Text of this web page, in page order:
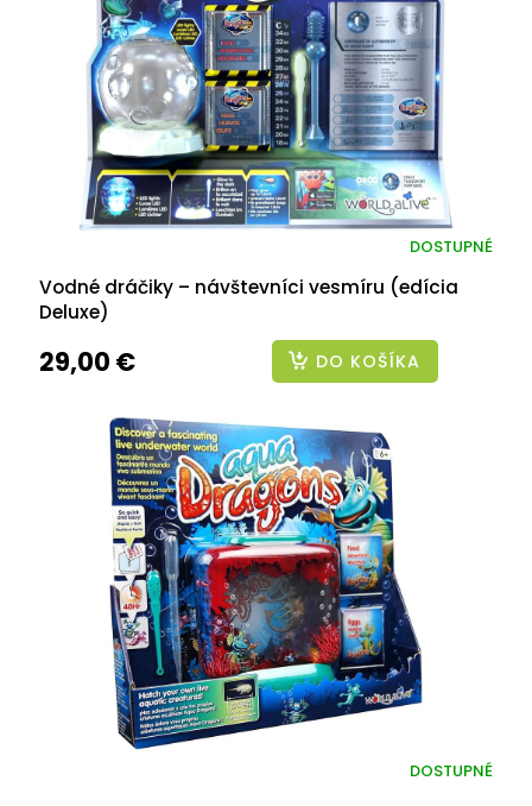
Vodné dráčiky – návštevníci vesmíru (edícia
Deluxe)
DOSTUPNÉ
29,00 € DO KOŠÍKA
DOSTUPNÉ